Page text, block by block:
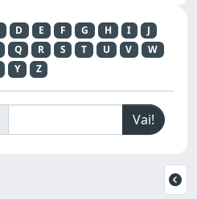
D E F G H I
J
Q R S T U V
W
Y Z